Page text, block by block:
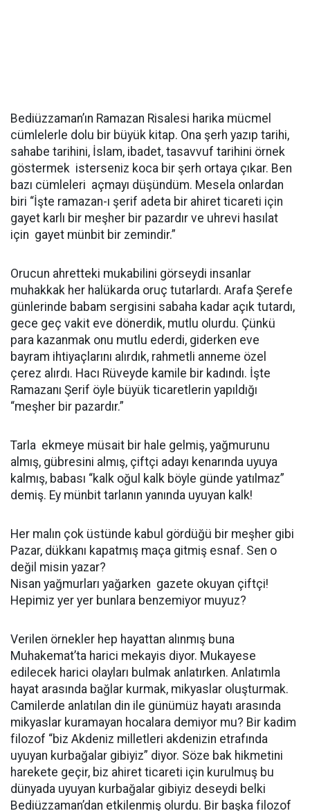
Bediüzzaman’ın Ramazan Risalesi harika mücmel
cümlelerle dolu bir büyük kitap. Ona şerh yazıp tarihi,
sahabe tarihini, İslam, ibadet, tasavvuf tarihini örnek
göstermek isterseniz koca bir şerh ortaya çıkar. Ben
bazı cümleleri açmayı düşündüm. Mesela onlardan
biri “İşte ramazan-ı şerif adeta bir ahiret ticareti için
gayet karlı bir meşher bir pazardır ve uhrevi hasılat
için gayet münbit bir zemindir.”
Orucun ahretteki mukabilini görseydi insanlar
muhakkak her halükarda oruç tutarlardı. Arafa Şerefe
günlerinde babam sergisini sabaha kadar açık tutardı,
gece geç vakit eve dönerdik, mutlu olurdu. Çünkü
para kazanmak onu mutlu ederdi, giderken eve
bayram ihtiyaçlarını alırdık, rahmetli anneme özel
çerez alırdı. Hacı Rüveyde kamile bir kadındı. İşte
Ramazanı Şerif öyle büyük ticaretlerin yapıldığı
“meşher bir pazardır.”
Tarla ekmeye müsait bir hale gelmiş, yağmurunu
almış, gübresini almış, çiftçi adayı kenarında uyuya
kalmış, babası “kalk oğul kalk böyle günde yatılmaz”
demiş. Ey münbit tarlanın yanında uyuyan kalk!
Her malın çok üstünde kabul gördüğü bir meşher gibi
Pazar, dükkanı kapatmış maça gitmiş esnaf. Sen o
değil misin yazar?
Nisan yağmurları yağarken gazete okuyan çiftçi!
Hepimiz yer yer bunlara benzemiyor muyuz?
Verilen örnekler hep hayattan alınmış buna
Muhakemat’ta harici mekayis diyor. Mukayese
edilecek harici olayları bulmak anlatırken. Anlatımla
hayat arasında bağlar kurmak, mikyaslar oluşturmak.
Camilerde anlatılan din ile günümüz hayatı arasında
mikyaslar kuramayan hocalara demiyor mu? Bir kadim
filozof “biz Akdeniz milletleri akdenizin etrafında
uyuyan kurbağalar gibiyiz” diyor. Söze bak hikmetini
harekete geçir, biz ahiret ticareti için kurulmuş bu
dünyada uyuyan kurbağalar gibiyiz deseydi belki
Bediüzzaman’dan etkilenmiş olurdu. Bir başka filozof